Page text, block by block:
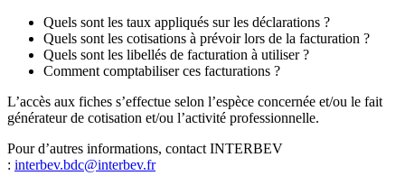
Quels sont les taux appliqués sur les déclarations ?
Quels sont les cotisations à prévoir lors de la facturation ?
Quels sont les libellés de facturation à utiliser ?
Comment comptabiliser ces facturations ?
L’accès aux fiches s’effectue selon l’espèce concernée et/ou le fait
générateur de cotisation et/ou l’activité professionnelle.
Pour d’autres informations, contact INTERBEV
: interbev.bdc@interbev.fr